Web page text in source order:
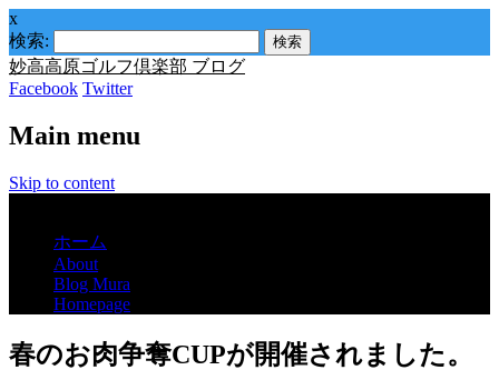
x
検索:
妙高高原ゴルフ倶楽部 ブログ
Facebook Twitter
Main menu
Skip to content
ホーム
About
Blog Mura
Homepage
春のお肉争奪CUPが開催されました。